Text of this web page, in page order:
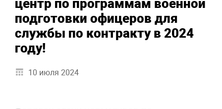
центр по программам военной
подготовки офицеров для
службы по контракту в 2024
году!
10 июля 2024